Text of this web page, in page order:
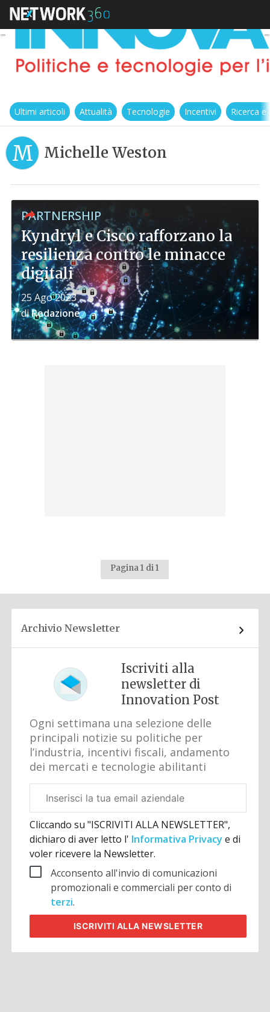
Ultimi articoli Attualità Tecnologie Incentivi Ricerca
M Michelle Weston
PARTNERSHIP
Kyndryl e Cisco rafforzano la
resilienza contro le minacce
digitali
25 Ago 2023
diRedazione
Pagina 1 di 1
Archivio Newsletter
Iscriviti alla
newsletter di
Innovation Post
Ogni settimana una selezione delle
principali notizie su politiche per
l’industria, incentivi fiscali, andamento
dei mercati e tecnologie abilitanti
aziendale
Cliccando su "ISCRIVITI ALLA NEWSLETTER",
dichiaro di aver letto l' Informativa Privacye di
voler ricevere la Newsletter.
Acconsento all'invio di comunicazioni
promozionali e commerciali per conto di
terzi.
ISCRIVITI ALLA NEWSLETTER